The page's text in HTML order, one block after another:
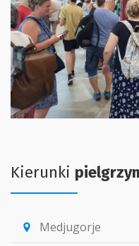
Kierunki
location_pin Medjugorje